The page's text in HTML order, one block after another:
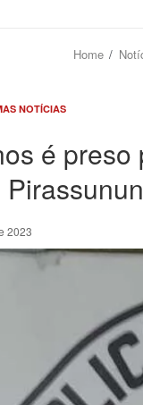
Home
NOTÍCIAS
é
2023